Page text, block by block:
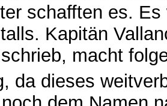
schafften es.
Kapitän
macht
da dieses